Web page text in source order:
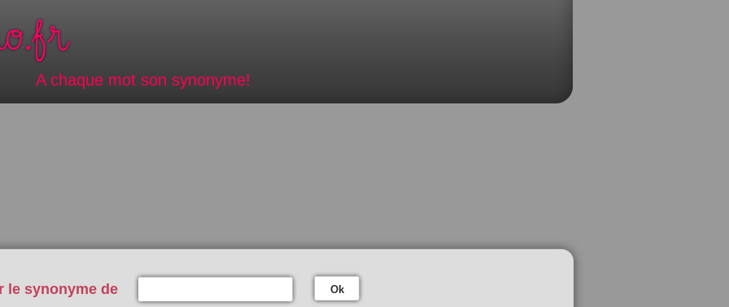
A chaque mot son synonyme!
le synonyme de Ok